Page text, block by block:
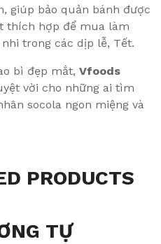
giúp bảo quản bánh được
thích hợp để mua làm
trong các dịp lễ, Tết.
bì đẹp mắt, Vfoods
vời cho những ai tìm
socola ngon miệng và
PRODUCTS
TỰ